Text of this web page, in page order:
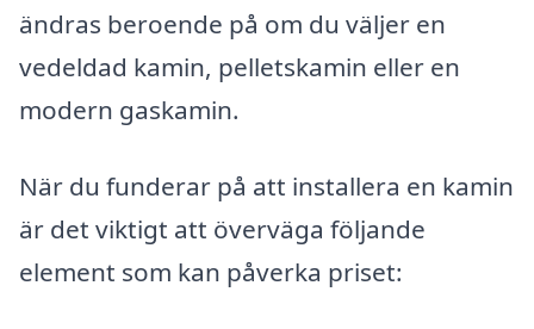
ändras beroende på om du väljer en
vedeldad kamin, pelletskamin eller en
modern gaskamin.
När du funderar på att installera en kamin
är det viktigt att överväga följande
element som kan påverka priset: